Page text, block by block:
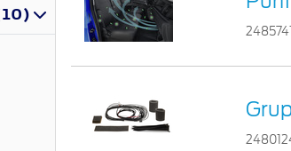
2485741